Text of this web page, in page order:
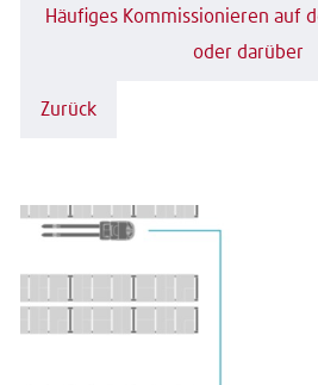
Häufiges Kommissionieren auf
oder darüber
Zurück